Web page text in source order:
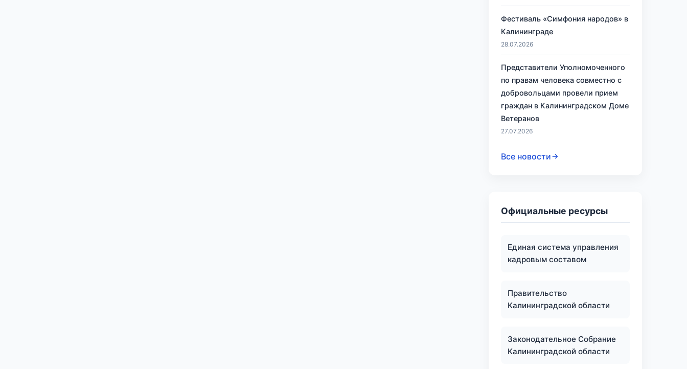
Фестиваль «Симфония народов» в
Калининграде
28.07.2026
Представители Уполномоченного
по правам человека совместно с
добровольцами провели прием
граждан в Калининградском Доме
Ветеранов
27.07.2026
Все новости
Официальные ресурсы
Единая система управления
кадровым составом
Правительство
Калининградской области
Законодательное Собрание
Калининградской области